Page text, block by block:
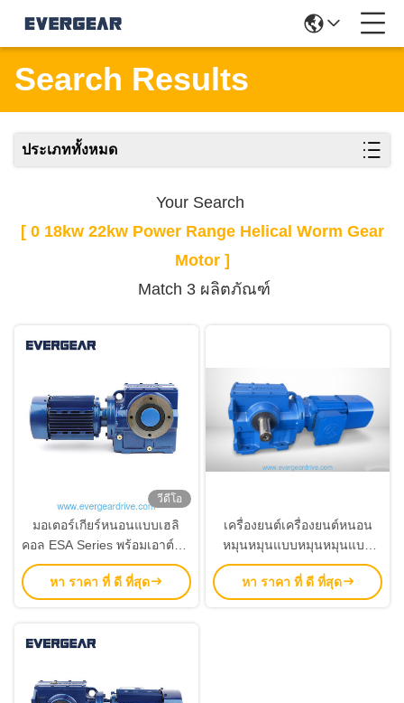
Search Results
ประเภททั้งหมด
Your Search
[ 0 18kw 22kw Power Range Helical Worm Gear
Motor ]
Match 3 ผลิตภัณฑ์
วีดีโอ
มอเตอร์เกียร์หนอนแบบเฮลิ
คอล ESA Series พร้อมเอาต์พุต
เพลา Hollow ช่วงกำลังไฟ
0.18KW-22KW และแรงบิด
92N.m-4000N.m
หา ราคา ที่ ดี ที่สุด
เครื่องยนต์เครื่องยนต์หนอน
หมุนหมุนแบบหมุนหมุนแบบ
ES Series ที่มีความทนทานกับ
ระยะกําลัง 0.18KW-22KW
และแรงปั่นผลิต 92N.m-
หา ราคา ที่ ดี ที่สุด